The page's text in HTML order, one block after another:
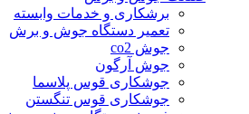
برشکاری و خدمات وابسته
تعمیر دستگاه جوش و برش
جوش co2
جوش آرگون
جوشکاری قوس پلاسما
جوشکاری قوس تنگستن